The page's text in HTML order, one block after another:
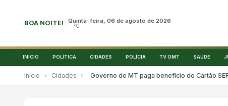
BOA NOITE! Quinta-feira, 06 de agosto de 2026
--°C
INÍCIO POLÍTICA CIDADES POLÍCIA TV OMT SAÚDE
Início › Cidades › Governo de MT paga benefício do Cartão